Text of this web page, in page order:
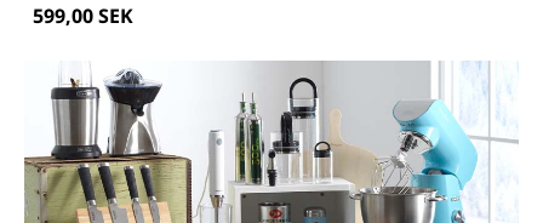
599,00 SEK